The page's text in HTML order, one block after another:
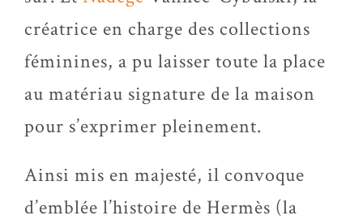
créatrice en charge des collections
féminines, a pu laisser toute la place
au matériau signature de la maison
pour s’exprimer pleinement.
Ainsi mis en majesté, il convoque
d’emblée l’histoire de Hermès (la